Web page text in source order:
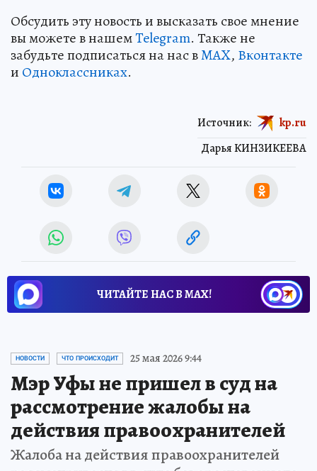
Обсудить эту новость и высказать свое мнение
вы можете в нашемTelegram. Также не
забудьте подписаться на нас вMAX, Вконтакте
и Одноклассниках.
Дарья КИНЗИКЕЕВА
Источник: kp.ru
ЧИТАЙТЕ НАС В МАХ!
НОВОСТИ ЧТО ПРОИСХОДИТ 25 мая 2026 9:44
Мэр Уфы не пришел в суд на
рассмотрение жалобы на
действия правоохранителей
Жалоба на действия правоохранителей